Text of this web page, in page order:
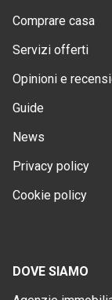
Comprare casa
Servizi offerti
Opinioni e
Guide
News
Privacy policy
Cookie policy
DOVE SIAMO